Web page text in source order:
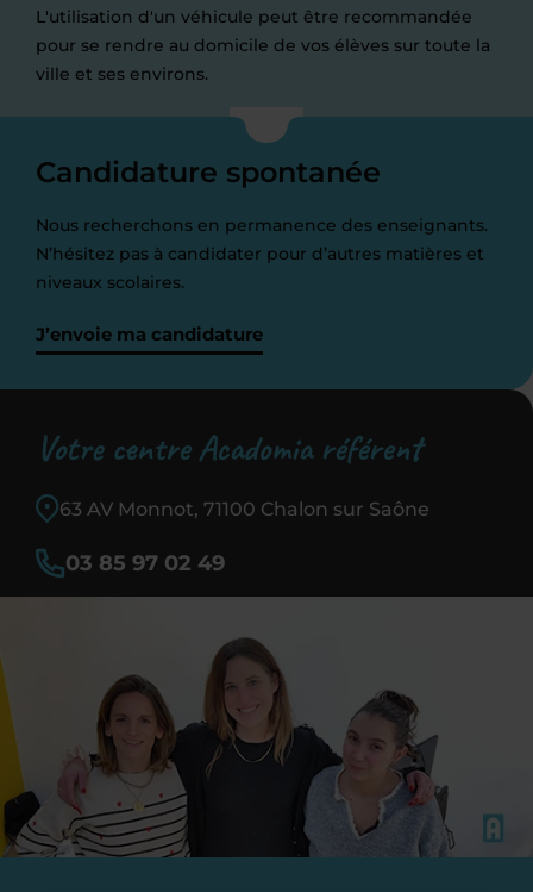
L'utilisation d'un véhicule peut être recommandée
pour se rendre au domicile de vos élèves sur toute la
ville et ses environs.
Candidature spontanée
Nous recherchons en permanence des enseignants.
N’hésitez pas à candidater pour d’autres matières et
niveaux scolaires.
J’envoie ma candidature
Votre centre Acadomia référent
63 AV Monnot, 71100 Chalon sur Saône
03 85 97 02 49